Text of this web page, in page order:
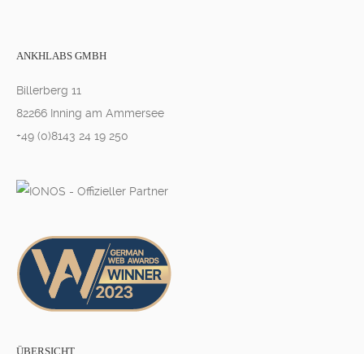
ANKHLABS GMBH
Billerberg 11
82266 Inning am Ammersee
+49 (0)8143 24 19 250
ÜBERSICHT